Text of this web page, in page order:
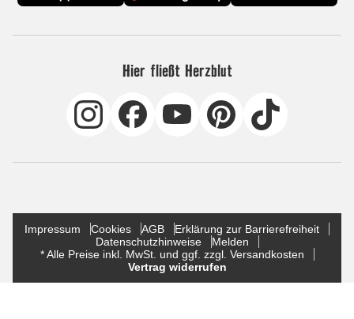
Hier fließt Herzblut
Impressum Cookies AGB
Erklärung zur Barrierefreiheit
Datenschutzhinweise
Melden
* Alle Preise inkl. MwSt. und ggf. zzgl. Versandkosten
Vertrag widerrufen